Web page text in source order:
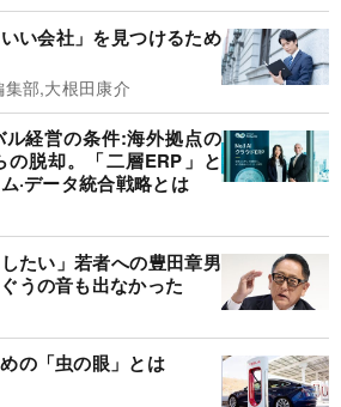
い会社」を見つけるため
部,大根田康介
経営の条件:海外拠点の
の脱却。「二層ERP」と
·データ統合戦略とは
たい」若者への豊田章男
うの音も出なかった
の「虫の眼」とは